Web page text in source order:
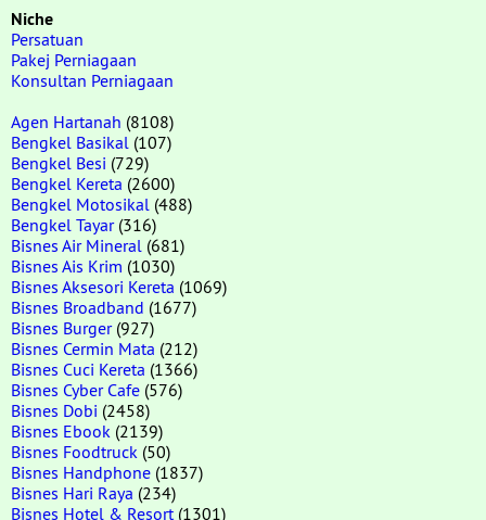
Niche
Persatuan
Pakej Perniagaan
Konsultan Perniagaan
Agen Hartanah (8108)
Bengkel Basikal (107)
Bengkel Besi (729)
Bengkel Kereta (2600)
Bengkel Motosikal (488)
Bengkel Tayar(316)
Bisnes Air Mineral (681)
Bisnes Ais Krim (1030)
Bisnes Aksesori Kereta (1069)
Bisnes Broadband (1677)
Bisnes Burger(927)
Bisnes Cermin Mata (212)
Bisnes Cuci Kereta (1366)
Bisnes Cyber Cafe (576)
Bisnes Dobi (2458)
Bisnes Ebook (2139)
Bisnes Foodtruck (50)
Bisnes Handphone (1837)
Bisnes Hari Raya (234)
Bisnes Hotel & Resort (1301)